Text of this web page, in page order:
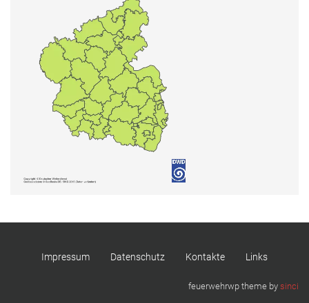
Impressum Datenschutz Kontakte Links
feuerwehrwp theme by sinci